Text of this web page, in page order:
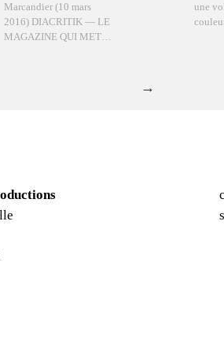
Marcandier (10 mars
2016) DIACRITIK — LE
MAGAZINE QUI MET…
une